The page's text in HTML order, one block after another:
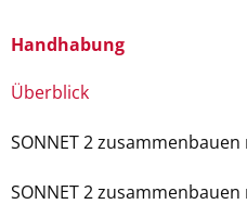
Handhabung
Überblick
SONNET 2 zusammenbauen
SONNET 2